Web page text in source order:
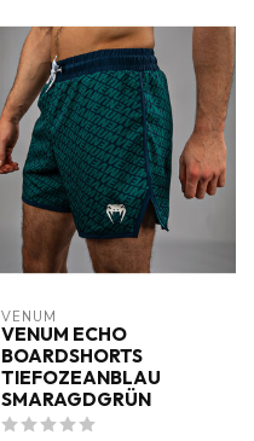
VENUM
VENUM ECHO
BOARDSHORTS
TIEFOZEANBLAU
SMARAGDGRÜN